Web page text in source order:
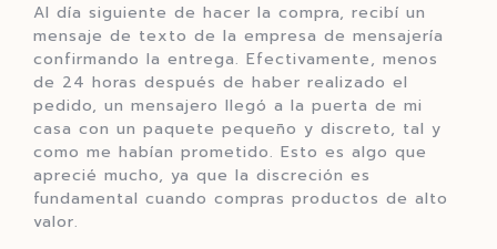
Al día siguiente de hacer la compra, recibí un
mensaje de texto de la empresa de mensajería
confirmando la entrega. Efectivamente, menos
de 24 horas después de haber realizado el
pedido, un mensajero llegó a la puerta de mi
casa con un paquete pequeño y discreto, tal y
como me habían prometido. Esto es algo que
aprecié mucho, ya que la discreción es
fundamental cuando compras productos de alto
valor.